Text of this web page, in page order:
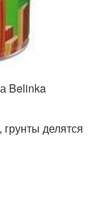
Belinka
делятся